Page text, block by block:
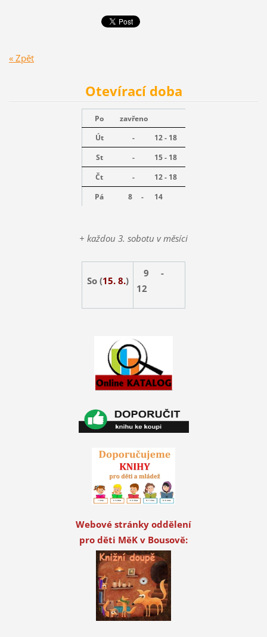
« Zpět
Otevírací doba
Po
zavřeno
Út
-
12 - 18
St
-
15 - 18
Čt
-
12 - 18
Pá
8 - 14
+ každou 3. sobotu v měsíci
So (15. 8.)
9 -
12
Webové stránky oddělení
pro děti MěK v Bousově: